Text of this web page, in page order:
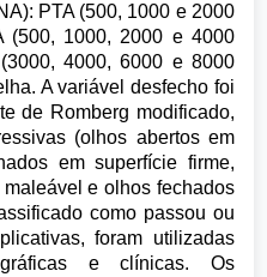
PTA (500, 1000 e 2000
(500, 1000, 2000 e 4000
4000, 6000 e 8000
A variável desfecho foi
de Romberg modificado,
(olhos abertos em
em superfície firme,
e olhos fechados
como passou ou
foram utilizadas
e clínicas. Os